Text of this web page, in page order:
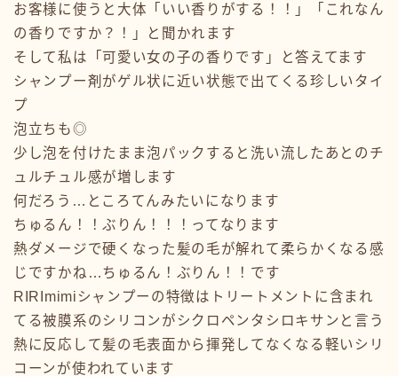
お客様に使うと大体「いい香りがする！！」「これなん
の香りですか？！」と聞かれます
そして私は「可愛い女の子の香りです」と答えてます
シャンプー剤がゲル状に近い状態で出てくる珍しいタイ
プ
泡立ちも◎
少し泡を付けたまま泡パックすると洗い流したあとのチ
ュルチュル感が増します
何だろう…ところてんみたいになります
ちゅるん！！ぶりん！！！ってなります
熱ダメージで硬くなった髪の毛が解れて柔らかくなる感
じですかね…ちゅるん！ぶりん！！です
RIRImimiシャンプーの特徴はトリートメントに含まれ
てる被膜系のシリコンがシクロペンタシロキサンと言う
熱に反応して髪の毛表面から揮発してなくなる軽いシリ
コーンが使われています